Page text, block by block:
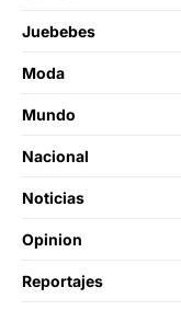
Juebebes
Moda
Mundo
Nacional
Noticias
Opinion
Reportajes